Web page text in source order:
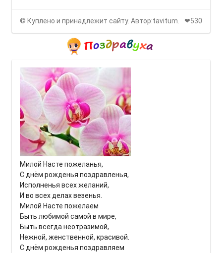
© Куплено и принадлежит сайту. Автор:tavitum. ❤530
Милой Насте пожеланья,
С днём рожденья поздравленья,
Исполненья всех желаний,
И во всех делах везенья.
Милой Насте пожелаем
Быть любимой самой в мире,
Быть всегда неотразимой,
Нежной, женственной, красивой.
С днём рожденья поздравляем